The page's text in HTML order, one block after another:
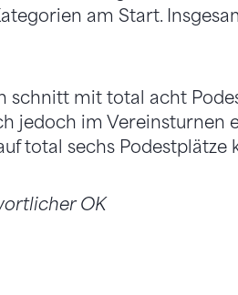
am Start.
schnitt mit total acht
jedoch im Vereinsturnen
total sechs Podestplätze
OK